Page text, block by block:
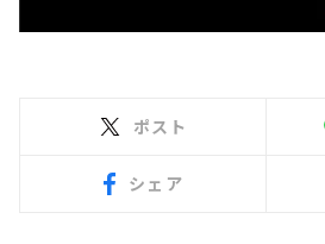
ポスト
シェア